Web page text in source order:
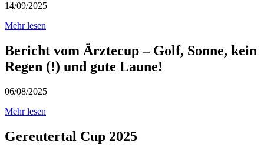
14/09/2025
Mehr lesen
Bericht vom Ärztecup – Golf, Sonne, kein
Regen (!) und gute Laune!
06/08/2025
Mehr lesen
Gereutertal Cup 2025